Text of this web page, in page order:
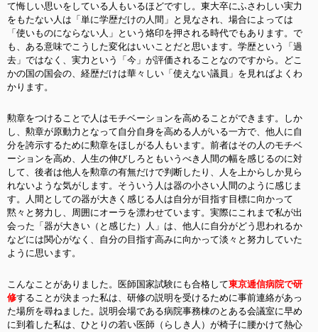
て悔しい思いをしている人もいるほどですし。東大卒にふさわしい実力
をもたない人は「単に学歴だけの人間」と見なされ、場合によっては
「使いものにならない人」という烙印を押される時代でもあります。で
も、ある意味でこうした変化はいいことだと思います。学歴という「過
去」ではなく、実力という「今」が評価されることなのですから。どこ
かの国の国会の、経歴だけは華々しい「使えない議員」を見ればよくわ
かります。
勲章をつけることで人はモチベーションを高めることができます。しか
し、勲章が原動力となって自分自身を高める人がいる一方で、他人に自
分を誇示するために勲章をほしがる人もいます。前者はその人のモチベ
ーションを高め、人生の伸びしろともいうべき人間の幅を感じるのに対
して、後者は他人を勲章の有無だけで判断したり、人を上からしか見ら
れないような気がします。そういう人は器の小さい人間のように感じま
す。人間としての器が大きく感じる人は自分が目指す目標に向かって
黙々と努力し、周囲にオーラを漂わせています。実際にこれまで私が出
会った「器が大きい（と感じた）人」は、他人に自分がどう思われるか
などには関心がなく、自分の目指す高みに向かって淡々と努力していた
ように思います。
こんなことがありました。医師国家試験にも合格して東京逓信病院で研
修することが決まった私は、研修の説明を受けるために事前連絡があっ
た場所を尋ねました。説明会場である病院事務棟のとある会議室に早め
に到着した私は、ひとりの若い医師（らしき人）が椅子に腰かけて熱心